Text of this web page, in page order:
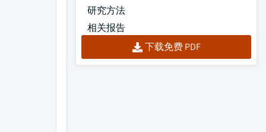
研究方法
相关报告
下载免费 PDF